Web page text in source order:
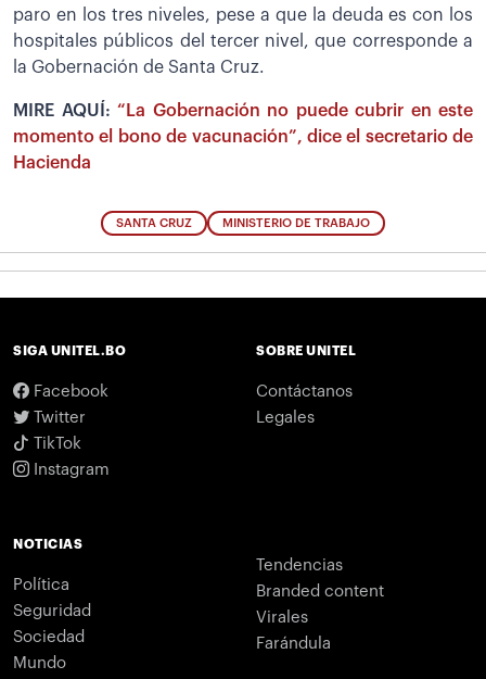
paro en los tres niveles, pese a que la deuda es con los
hospitales públicos del tercer nivel, que corresponde a
la Gobernación de Santa Cruz.
MIRE AQUÍ: “La Gobernación no puede cubrir en este
momento el bono de vacunación”, dice el secretario de
Hacienda
SANTA CRUZ MINISTERIO DE TRABAJO
SIGA UNITEL.BO
Facebook
Twitter
TikTok
Instagram
SOBRE UNITEL
Contáctanos
Legales
NOTICIAS
Política
Seguridad
Sociedad
Mundo
Tendencias
Branded content
Virales
Farándula